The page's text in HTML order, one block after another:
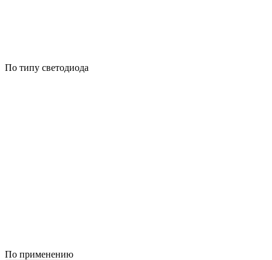
По типу светодиода
По применению